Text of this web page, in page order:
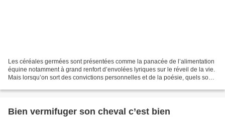
Les céréales germées sont présentées comme la panacée de l’alimentation
équine notamment à grand renfort d’envolées lyriques sur le réveil de la vie.
Mais lorsqu’on sort des convictions personnelles et de la poésie, quels sont
Bien vermifuger son cheval c’est bien